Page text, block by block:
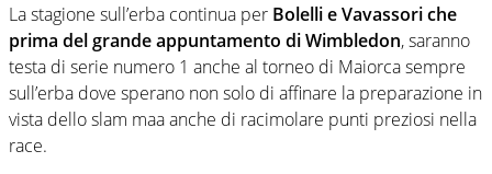
La stagione sull’erba continua per Bolelli e Vavassori che
prima del grande appuntamento di Wimbledon, saranno
testa di serie numero 1 anche al torneo di Maiorca sempre
sull’erba dove sperano non solo di affinare la preparazione in
vista dello slam maa anche di racimolare punti preziosi nella
race.